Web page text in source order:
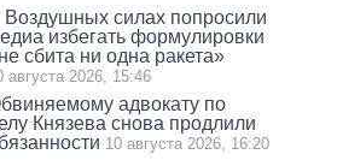
Воздушных силах попросили
избегать формулировки
сбита ни одна ракета»
августа 2026, 15:46
адвокату по
Князева снова продлили
10 августа 2026, 16:20